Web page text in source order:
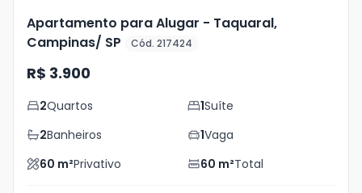
Apartamento para Alugar - Taquaral,
Campinas/ SP
Cód. 217424
R$ 3.900
2Quartos 1Suíte
2Banheiros 1Vaga
60 m²Privativo 60 m²Total